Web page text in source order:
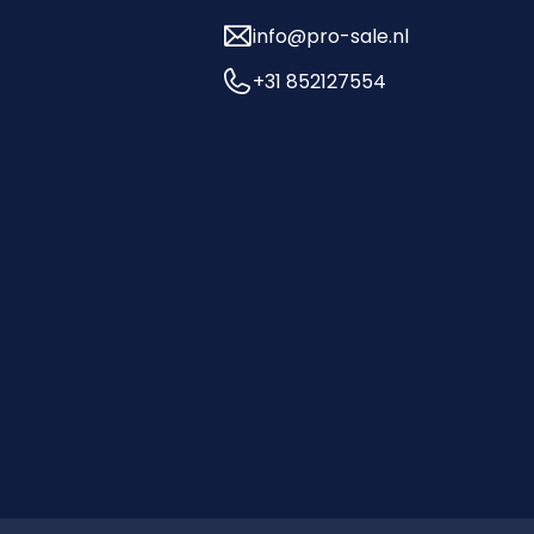
info@pro-sale.nl
+31 852127554